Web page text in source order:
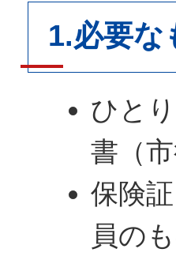
1.必要な
ひと
書（
保険
員のも